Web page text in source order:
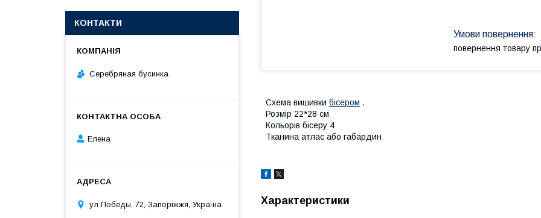
повернення товару
Схема вишивки бісером .
Розмір 22*28 см
Кольорів бісеру 4
Тканина атлас або габардин
Характеристики
КОНТАКТИ
Серебряная бусинка
Елена
ул Победы, 72, Запоріжжя, Україна